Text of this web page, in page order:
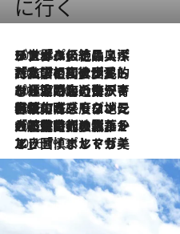
に行く
2026.8.8
リスボンの絶品スイーツ「パステル・デ・ナタ」とは？ポルトガル伝統の奥深い世界へ
2026.7.27
「私の祖国はポルトガル語です」国民的詩人フェルナンド・ペソアと、彼が愛した文学の街を歩く
2026.7.26
ポルトガル近海が育む極上の海の幸。キリリと冷えた白ワインと愉しむ、シーフード専門店の贅沢
2026.7.22
伝統の味をモダンに昇華。高感度な地元客が集う、リスボンの最旬ガストロノミー
2026.7.21
大航海時代の栄華から、震災、独裁、そして革命へ。ポルトガル・首都リスボンの石畳に刻まれた「歴史の光と影」
2026.7.13
エッセイ・ヤマザキマリ「慎ましくも美しき国 ポルトガル」